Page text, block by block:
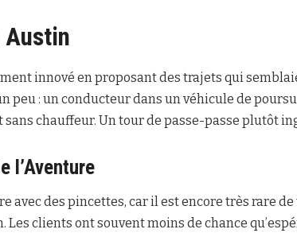
Austin
innové en proposant des trajets qui
peu : un conducteur dans un véhicule de
chauffeur. Un tour de passe-passe plutôt
l’Aventure
avec des pincettes, car il est encore très rare
Les clients ont souvent moins de chance